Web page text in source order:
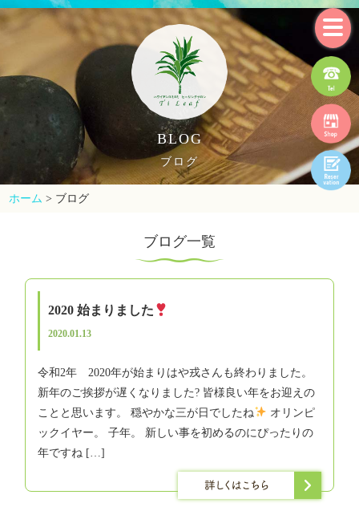
BLOG
ブログ
ホーム > ブログ
ブログ一覧
2020 始まりました
2020.01.13
令和2年 2020年が始まりはや戎さんも終わりました。
新年のご挨拶が遅くなりました? 皆様良い年をお迎えの
ことと思います。 穏やかな三が日でしたね
オリンピ
ックイヤー。 子年。 新しい事を初めるのにぴったりの
年ですね […]